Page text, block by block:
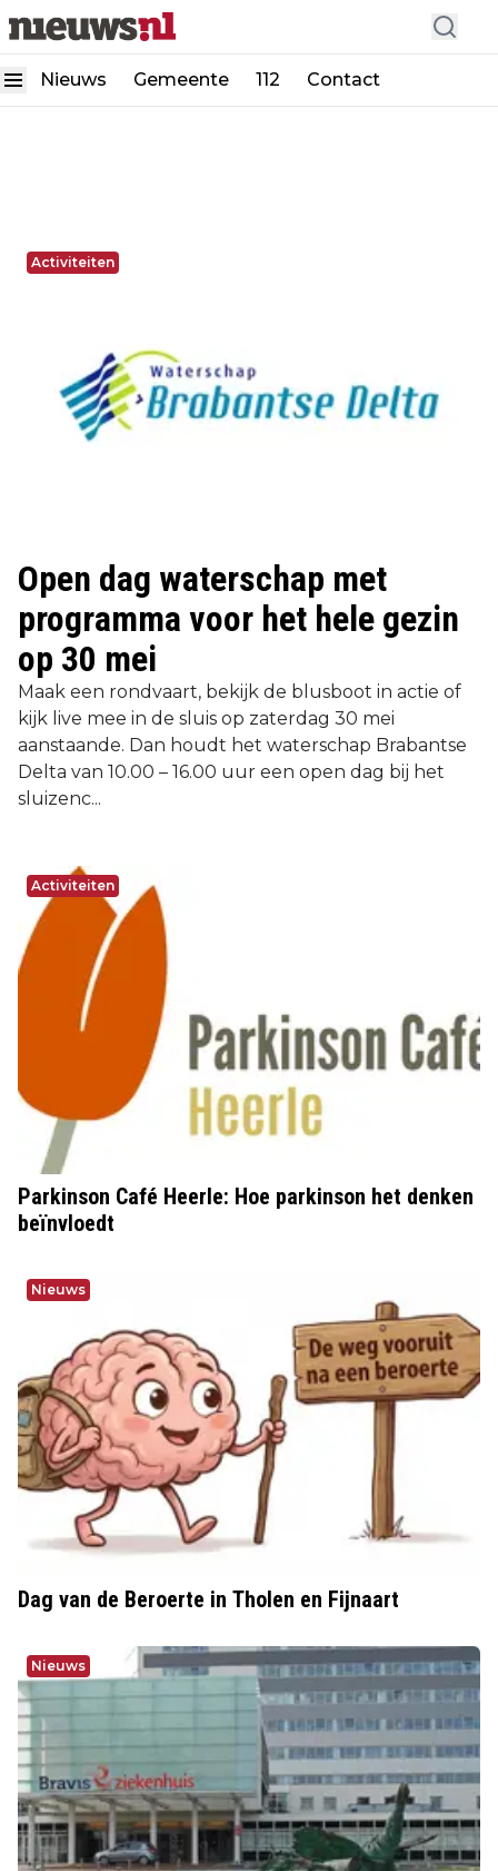
Nieuws Gemeente 112 Contact
Activiteiten
Open dag waterschap met
programma voor het hele gezin
op 30 mei
Maak een rondvaart, bekijk de blusboot in actie of
kijk live mee in de sluis op zaterdag 30 mei
aanstaande. Dan houdt het waterschap Brabantse
Delta van 10.00 – 16.00 uur een open dag bij het
sluizenc...
Activiteiten
Parkinson Café Heerle: Hoe parkinson het denken
beïnvloedt
Nieuws
Dag van de Beroerte in Tholen en Fijnaart
Nieuws